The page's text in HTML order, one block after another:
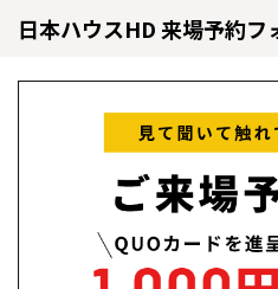
日本ハウスHD 来場予約フ